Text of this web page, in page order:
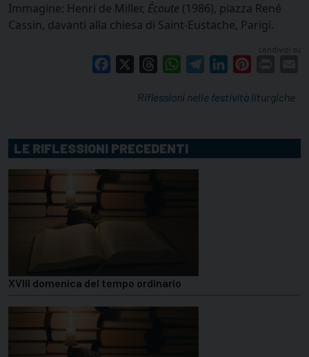
Immagine: Henri de Miller, Écoute (1986), piazza René
Cassin, davanti alla chiesa di Saint-Eustache, Parigi.
condividi su
Facebook ThreadsWhatsAppTelegramLinkedIn
Riflessioni nelle festività liturgiche
LE RIFLESSIONI PRECEDENTI
XVIII domenica del tempo ordinario